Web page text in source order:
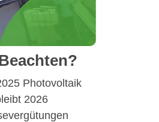
Photovoltaik
2026